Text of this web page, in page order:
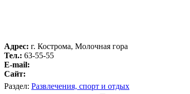
Адрес: г. Кострома, Молочная гора
Тел.: 63-55-55
E-mail:
Сайт:
Раздел: Развлечения, спорт и отдых